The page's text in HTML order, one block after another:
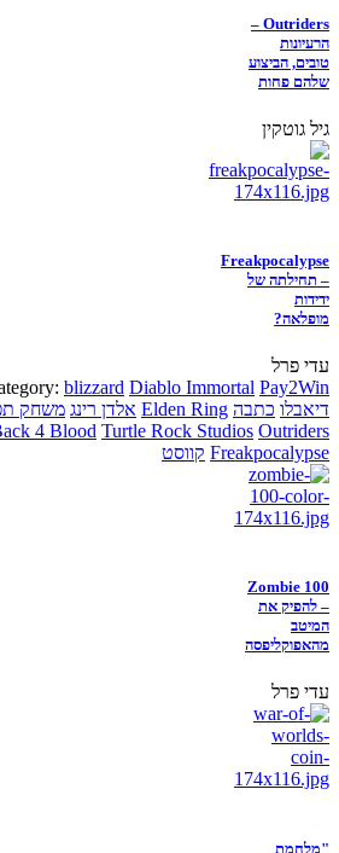
Outriders –
הרעיונות
טובים, הביצוע
שלהם פחות
גיל גוטקין
Freakpocalypse
– תחילתה של
ידידות
מופלאה?
עדי פרל
blizzard Diablo Immortal Pay2Win
דיאבלו כתבה Elden Ring אלדן רינג משחק
4 Blood Turtle Rock Studios Outriders
Freakpocalypse קווסט
Zombie 100
– להפיק את
המיטב
מהאפוקליפסה
עדי פרל
"מלחמת